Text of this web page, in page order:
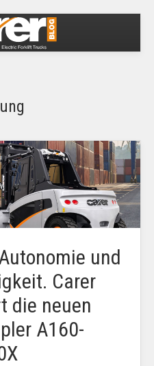
und
Carer
die neuen
A160-